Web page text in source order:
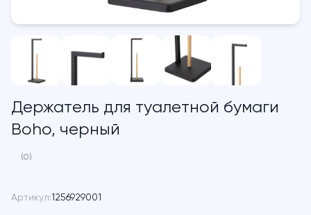
Держатель для туалетной бумаги
Boho, черный
(0)
Артикул:1256929001